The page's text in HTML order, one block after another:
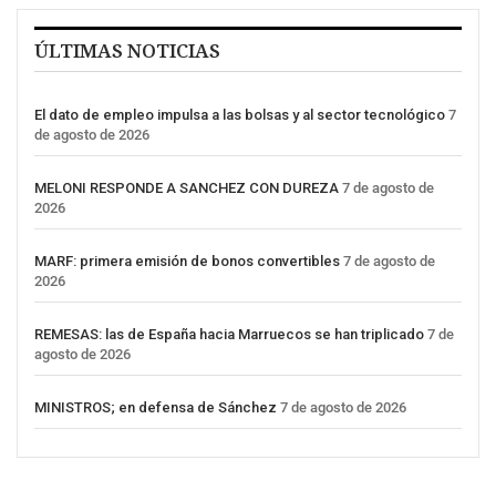
ÚLTIMAS NOTICIAS
El dato de empleo impulsa a las bolsas y al sector tecnológico 7
de agosto de 2026
MELONI RESPONDE A SANCHEZ CON DUREZA 7 de agosto de
2026
MARF: primera emisión de bonos convertibles 7 de agosto de
2026
REMESAS: las de España hacia Marruecos se han triplicado 7 de
agosto de 2026
MINISTROS; en defensa de Sánchez 7 de agosto de 2026